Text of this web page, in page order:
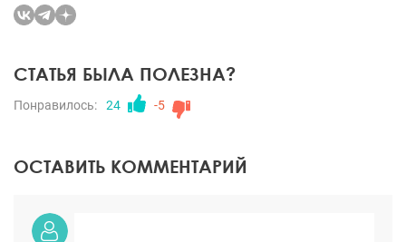
СТАТЬЯ БЫЛА ПОЛЕЗНА?
Понравилось: 24 -5
ОСТАВИТЬ КОММЕНТАРИЙ